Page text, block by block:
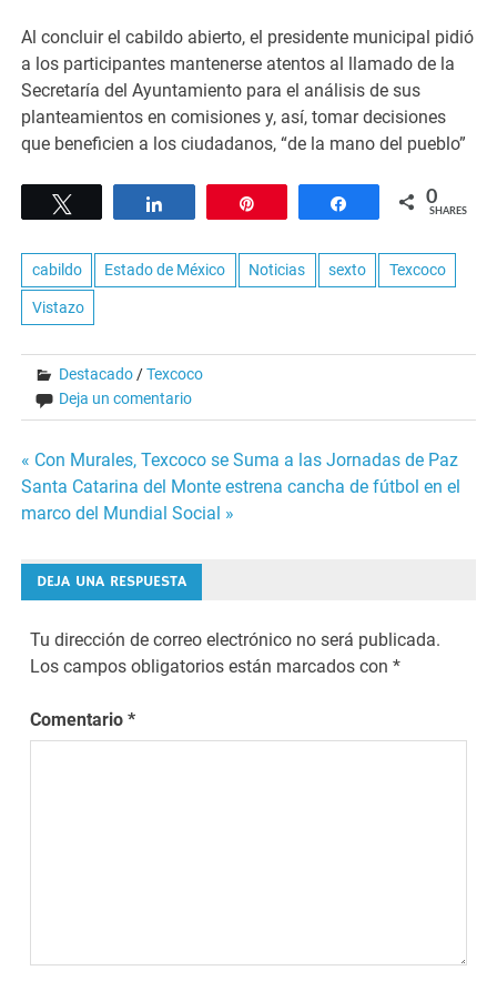
Al concluir el cabildo abierto, el presidente municipal pidió
a los participantes mantenerse atentos al llamado de la
Secretaría del Ayuntamiento para el análisis de sus
planteamientos en comisiones y, así, tomar decisiones
que beneficien a los ciudadanos, “de la mano del pueblo”
Share 0
SHARES
cabildo Estado de México Noticias sexto Texcoco
Vistazo
Destacado /Texcoco
Deja un comentario
Navegación
de
entradas
« Con Murales, Texcoco se Suma a las Jornadas de Paz
Santa Catarina del Monte estrena cancha de fútbol en el
marco del Mundial Social »
DEJA UNA RESPUESTA
Tu dirección de correo electrónico no será publicada.
Los campos obligatorios están marcados con*
Comentario*